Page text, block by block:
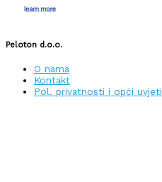
Peloton d.o.o.
O nama
Kontakt
Pol. privatnosti i opći uvjeti